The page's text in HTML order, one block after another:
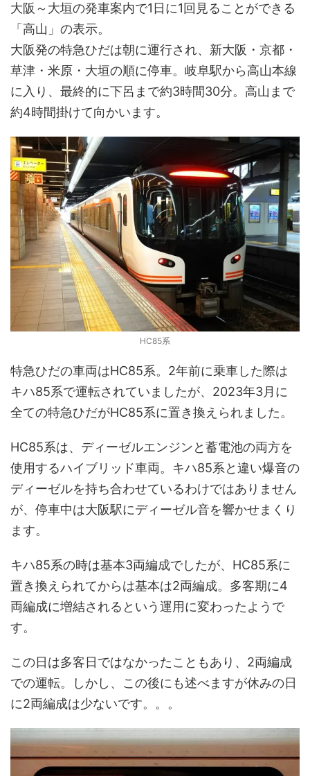
大阪～大垣の発車案内で1日に1回見ることができる
「高山」の表示。
大阪発の特急ひだは朝に運行され、新大阪・京都・
草津・米原・大垣の順に停車。岐阜駅から高山本線
に入り、最終的に下呂まで約3時間30分。高山まで
約4時間掛けて向かいます。
HC85系
特急ひだの車両はHC85系。2年前に乗車した際は
キハ85系で運転されていましたが、2023年3月に
全ての特急ひだがHC85系に置き換えられました。
HC85系は、ディーゼルエンジンと蓄電池の両方を
使用するハイブリッド車両。キハ85系と違い爆音の
ディーゼルを持ち合わせているわけではありません
が、停車中は大阪駅にディーゼル音を響かせまくり
ます。
キハ85系の時は基本3両編成でしたが、HC85系に
置き換えられてからは基本は2両編成。多客期に4
両編成に増結されるという運用に変わったようで
す。
この日は多客日ではなかったこともあり、2両編成
での運転。しかし、この後にも述べますが休みの日
に2両編成は少ないです。。。